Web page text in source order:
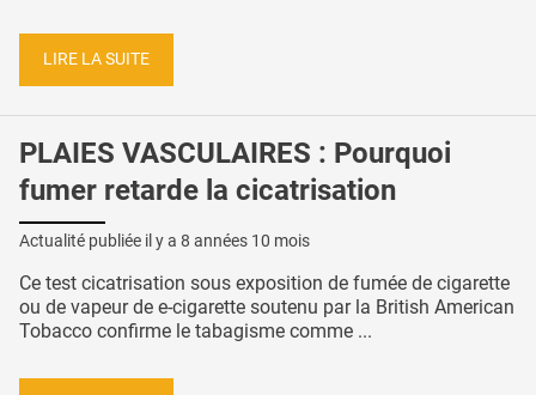
LIRE LA SUITE
PLAIES VASCULAIRES : Pourquoi
fumer retarde la cicatrisation
Actualité publiée il y a 8 années 10 mois
Ce test cicatrisation sous exposition de fumée de cigarette
ou de vapeur de e-cigarette soutenu par la British American
Tobacco confirme le tabagisme comme ...